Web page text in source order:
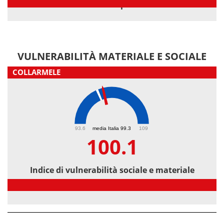
VULNERABILITÀ MATERIALE E SOCIALE
COLLARMELE
media Italia 99.3
93.6 109
100.1
Indice di vulnerabilità sociale e materiale